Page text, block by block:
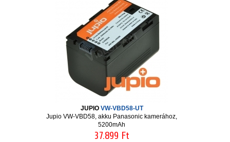
JUPIO VW-VBD58-UT
Jupio VW-VBD58, akku Panasonic kamerához,
5200mAh
37.899 Ft